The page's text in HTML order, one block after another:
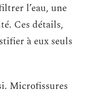
l’eau, une
Ces détails,
à eux seuls
Microfissures